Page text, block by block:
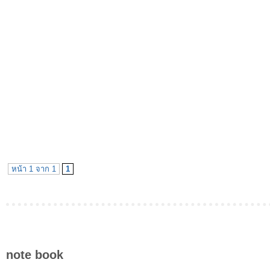
หน้า 1 จาก 1 1
note book